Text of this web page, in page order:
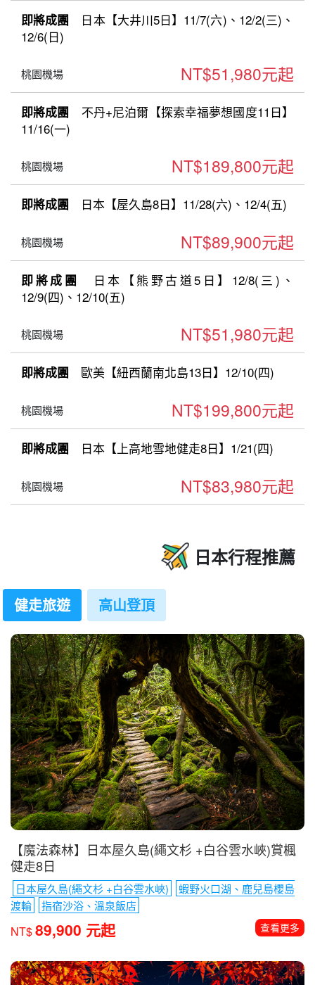
即將成團 日本【大井川5日】11/7(六)、12/2(三)、
12/6(日)
桃園機場 NT$51,980元起
即將成團 不丹+尼泊爾【探索幸福夢想國度11日】
11/16(一)
桃園機場 NT$189,800元起
即將成團 日本【屋久島8日】11/28(六)、12/4(五)
桃園機場 NT$89,900元起
即將成團
日本【熊野古道5日】12/8(三)、
12/9(四)、12/10(五)
桃園機場 NT$51,980元起
即將成團 歐美【紐西蘭南北島13日】12/10(四)
桃園機場 NT$199,800元起
即將成團 日本【上高地雪地健走8日】1/21(四)
桃園機場 NT$83,980元起
日本行程推薦
健走旅遊 高山登頂
【魔法森林】日本屋久島(繩文杉 +白谷雲水峽)賞楓
健走8日
日本屋久島(繩文杉 +白谷雲水峽)
蝦野火口湖、鹿兒島櫻島
渡輪
指宿沙浴、溫泉飯店
NT$89,900 元起 查看更多